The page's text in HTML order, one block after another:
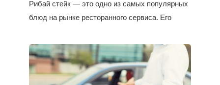
Рибай стейк — это одно из самых популярных
блюд на рынке ресторанного сервиса. Его